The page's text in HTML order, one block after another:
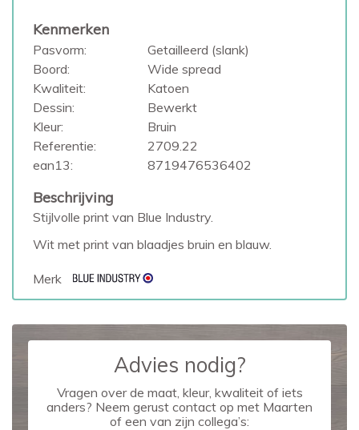
Kenmerken
Pasvorm:
Getailleerd (slank)
Boord:
Wide spread
Kwaliteit:
Katoen
Dessin:
Bewerkt
Kleur:
Bruin
Referentie:
2709.22
ean13:
8719476536402
Beschrijving
Stijlvolle print van Blue Industry.
Wit met print van blaadjes bruin en blauw.
Merk
Advies nodig?
Vragen over de maat, kleur, kwaliteit of iets
anders? Neem gerust contact op met Maarten
of een van zijn collega’s: